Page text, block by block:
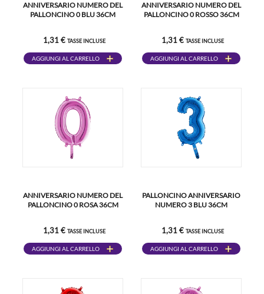
ANNIVERSARIO NUMERO DEL
PALLONCINO 0 BLU 36CM
1,31 € TASSE INCLUSE
AGGIUNGI AL CARRELLO
ANNIVERSARIO NUMERO DEL
PALLONCINO 0 ROSSO 36CM
1,31 € TASSE INCLUSE
AGGIUNGI AL CARRELLO
ANNIVERSARIO NUMERO DEL
PALLONCINO 0 ROSA 36CM
1,31 € TASSE INCLUSE
AGGIUNGI AL CARRELLO
PALLONCINO ANNIVERSARIO
NUMERO 3 BLU 36CM
1,31 € TASSE INCLUSE
AGGIUNGI AL CARRELLO